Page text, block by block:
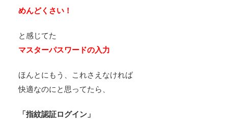
めんどくさい！
と感じてた
マスターパスワードの入力
ほんとにもう、これさえなければ
快適なのにと思ってたら、
「指紋認証ログイン」